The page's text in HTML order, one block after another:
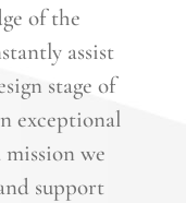
of the
assist
stage of
exceptional
we
support